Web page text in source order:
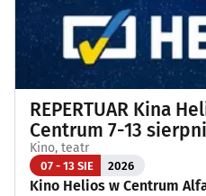
REPERTUAR Kina
Centrum 7-13
Kino, teatr
07 - 13 SIE 2026
Kino Helios w Centrum